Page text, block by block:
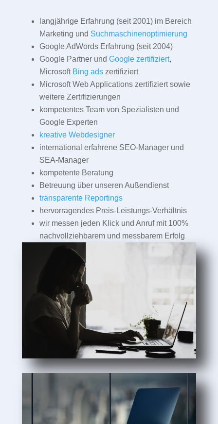
langjährige Erfahrung (seit 2001) im Bereich
Marketing und Suchmaschinenoptimierung
Google AdWords Erfahrung (seit 2004)
Google Partner und Google zertifiziert,
Microsoft Bing adszertifiziert
Microsoft Web Applications zertifiziert sowie
weitere Zertifizierungen
kompetentes Team von Spezialisten und
Google Experten
kreative Webdesigner
international erfahrene SEO-Manager und
SEA-Manager
kompetente Beratung
Betreuung über unseren Außendienst
transparente Reportings
hervorragendes Preis-Leistungs-Verhältnis
wir messen jeden Klick und Anruf mit 100%
nachvollziehbarem und messbarem Erfolg